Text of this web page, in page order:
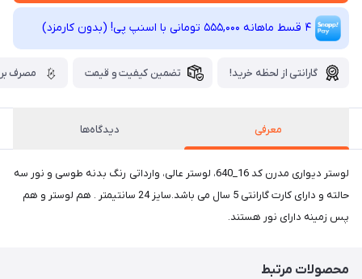
4 قسط ماهانه 555,000 تومانی با اسنپ ‌پی! (بدون کارمزد)
گارانتی از لحظه خرید! تضمین کیفیت و قیمت مصرف
معرفی دیدگاه‌ها
لوستر دیواری مدرن کد 16_640، لوستر عالی، وارداتی رنگ بدنه طوسی و نور سه
حالته و دارای کارت گارانتی 5 سال می باشد.سایز 24 سانتیمتر . هم لوستر و هم
پس زمینه دارای نور هستند.
محصولات مرتبط